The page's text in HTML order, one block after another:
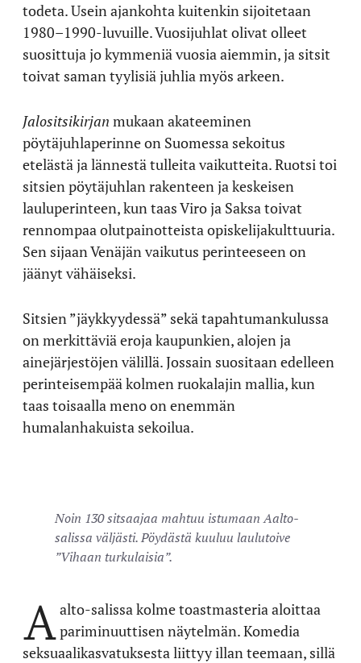
todeta. Usein ajankohta kuitenkin sijoitetaan
1980–1990-luvuille. Vuosijuhlat olivat olleet
suosittuja jo kymmeniä vuosia aiemmin, ja sitsit
toivat saman tyylisiä juhlia myös arkeen.
Jalositsikirjan mukaan akateeminen
pöytäjuhlaperinne on Suomessa sekoitus
etelästä ja lännestä tulleita vaikutteita. Ruotsi toi
sitsien pöytäjuhlan rakenteen ja keskeisen
lauluperinteen, kun taas Viro ja Saksa toivat
rennompaa olutpainotteista opiskelijakulttuuria.
Sen sijaan Venäjän vaikutus perinteeseen on
jäänyt vähäiseksi.
Sitsien ”jäykkyydessä” sekä tapahtumankulussa
on merkittäviä eroja kaupunkien, alojen ja
ainejärjestöjen välillä. Jossain suositaan edelleen
perinteisempää kolmen ruokalajin mallia, kun
taas toisaalla meno on enemmän
humalanhakuista sekoilua.
Noin 130 sitsaajaa mahtuu istumaan Aalto-
salissa väljästi. Pöydästä kuuluu laulutoive
”Vihaan turkulaisia”.
Aalto-salissa kolme toastmasteria aloittaa
pariminuuttisen näytelmän. Komedia
seksuaalikasvatuksesta liittyy illan teemaan, sillä